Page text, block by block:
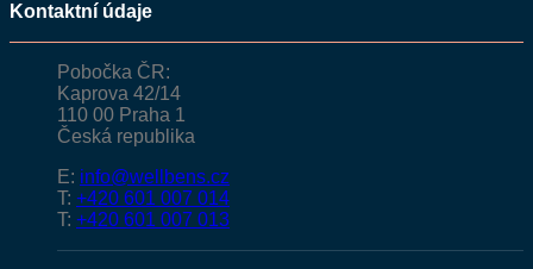
Kontaktní údaje
Pobočka ČR:
Kaprova 42/14
110 00 Praha 1
Česká republika
E: info@wellbens.cz
T: +420 601 007 014
T: +420 601 007 013